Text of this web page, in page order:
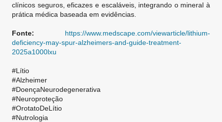
clínicos seguros, eficazes e escaláveis, integrando o mineral à
prática médica baseada em evidências.
Fonte:
https://www.medscape.com/viewarticle/lithium-
deficiency-may-spur-alzheimers-and-guide-treatment-
2025a1000lxu
#Lítio
#Alzheimer
#DoençaNeurodegenerativa
#Neuroproteção
#OrotatoDeLítio
#Nutrologia